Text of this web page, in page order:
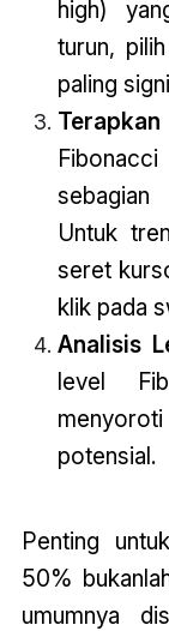
high)
turun,
paling
Untuk
seret
klik pada
Analisis
level
potensial.
Penting
50%
umumnya